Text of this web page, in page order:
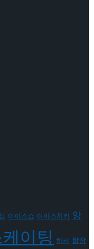
아이스쇼 아이스하키 앙
이팅 하키 합창